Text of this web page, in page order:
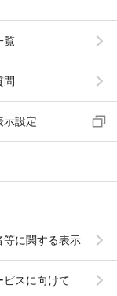
覧
問
示設定
等に関する表示
ビスに向けて